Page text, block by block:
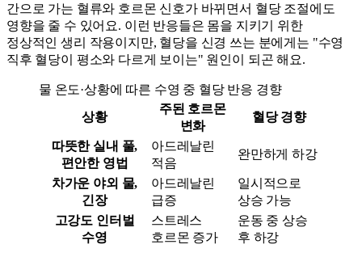
간으로 가는 혈류와 호르몬 신호가 바뀌면서 혈당 조절에도
영향을 줄 수 있어요. 이런 반응들은 몸을 지키기 위한
정상적인 생리 작용이지만, 혈당을 신경 쓰는 분에게는 "수영
직후 혈당이 평소와 다르게 보이는" 원인이 되곤 해요.
물 온도·상황에 따른 수영 중 혈당 반응 경향
상황
주된 호르몬
변화
혈당 경향
따뜻한 실내 풀,
편안한 영법
아드레날린
적음
완만하게 하강
차가운 야외 물,
긴장
아드레날린
급증
일시적으로
상승 가능
고강도 인터벌
수영
스트레스
호르몬 증가
운동 중 상승
후 하강